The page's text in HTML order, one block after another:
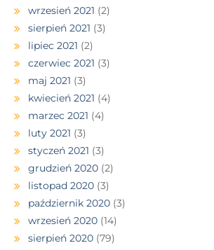
wrzesień 2021 (2)
sierpień 2021 (3)
lipiec 2021 (2)
czerwiec 2021 (3)
maj 2021 (3)
kwiecień 2021 (4)
marzec 2021 (4)
luty 2021 (3)
styczeń 2021 (3)
grudzień 2020 (2)
listopad 2020 (3)
październik 2020 (3)
wrzesień 2020 (14)
sierpień 2020 (79)